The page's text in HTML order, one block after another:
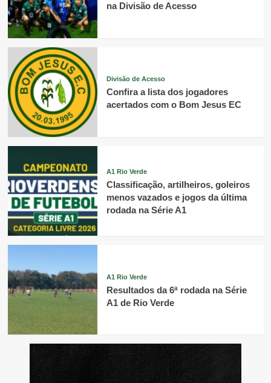
na Divisão de Acesso
Divisão de Acesso
Confira a lista dos jogadores
acertados com o Bom Jesus EC
A1 Rio Verde
Classificação, artilheiros, goleiros
menos vazados e jogos da última
rodada na Série A1
A1 Rio Verde
Resultados da 6ª rodada na Série
A1 de Rio Verde